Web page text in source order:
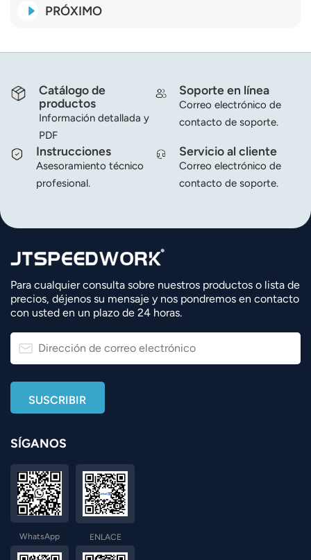
PRÓXIMO
Catálogo de
productos
Información detallada y
PDF
Soporte en línea
Correo electrónico de
contacto de soporte.
Instrucciones
Asesoramiento técnico
profesional.
Servicio al cliente
Correo electrónico de
contacto de soporte.
Para cualquier consulta sobre nuestros productos o lista de
precios, déjenos su mensaje y nos pondremos en contacto
con usted en un plazo de 24 horas.
SÍGANOS
WhatsApp ENLACE